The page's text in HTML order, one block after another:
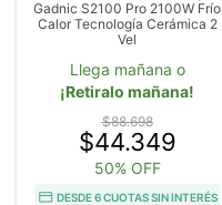
Gadnic S2100 Pro 2100W Frío
Calor Tecnología Cerámica 2
Vel
Llega mañana o
¡Retiralo mañana!
$88.698
$44.349
50% OFF
DESDE 6 CUOTAS SIN INTERÉS